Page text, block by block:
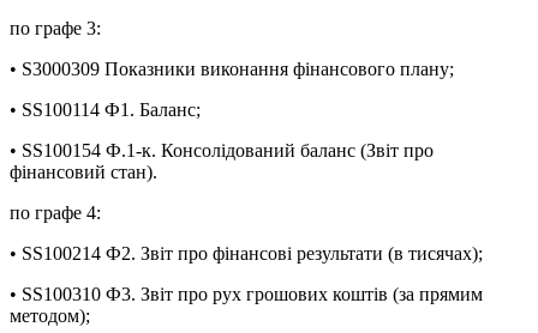
по графе 3:
• S3000309 Показники виконання фінансового плану;
• SS100114 Ф1. Баланс;
• SS100154 Ф.1-к. Консолідований баланс (Звіт про
фінансовий стан).
по графе 4:
• SS100214 Ф2. Звіт про фінансові результати (в тисячах);
• SS100310 Ф3. Звiт про рух грошових коштiв (за прямим
методом);